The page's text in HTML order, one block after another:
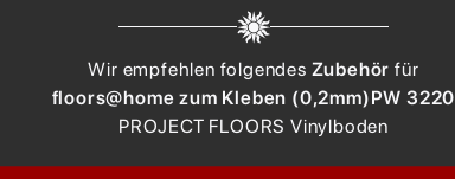
Wir empfehlen folgendes Zubehör für
floors@home zum Kleben (0,2mm)PW 3220
PROJECT FLOORS Vinylboden